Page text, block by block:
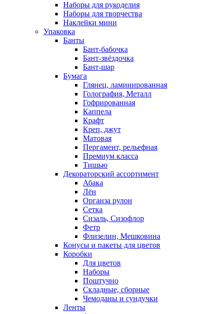
Наборы для рукоделия
Наборы для творчества
Наклейки мини
Упаковка
Банты
Бант-бабочка
Бант-звёздочка
Бант-шар
Бумага
Глянец, ламинированная
Голография, Металл
Гофрированная
Каппела
Крафт
Креп, джут
Матовая
Пергамент, рельефная
Премиум класса
Тишью
Декораторский ассортимент
Абака
Лён
Органза рулон
Сетка
Сизаль, Сизофлор
Фетр
Флизелин, Мешковина
Конусы и пакеты для цветов
Коробки
Для цветов
Наборы
Поштучно
Складные, сборные
Чемоданы и сундучки
Ленты